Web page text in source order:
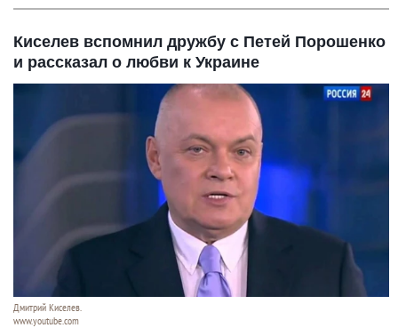
Киселев вспомнил дружбу с Петей Порошенко
и рассказал о любви к Украине
Дмитрий Киселев.
www.youtube.com